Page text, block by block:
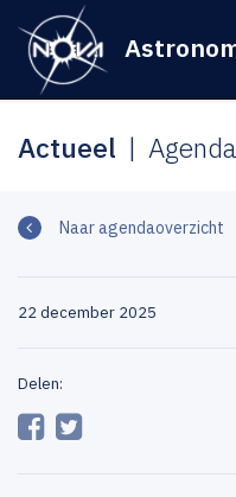
Actueel Agenda
Naar agendaoverzicht
22 december 2025
Delen: